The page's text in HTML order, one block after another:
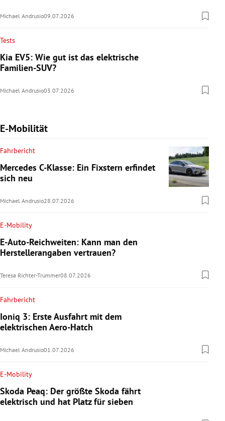
Michael Andrusio09.07.2026
Tests
Kia EV5: Wie gut ist das elektrische
Familien-SUV?
Michael Andrusio03.07.2026
E-Mobilität
Fahrbericht
Mercedes C-Klasse: Ein Fixstern erfindet
sich neu
Michael Andrusio28.07.2026
E-Mobility
E-Auto-Reichweiten: Kann man den
Herstellerangaben vertrauen?
Teresa Richter-Trummer08.07.2026
Fahrbericht
Ioniq 3: Erste Ausfahrt mit dem
elektrischen Aero-Hatch
Michael Andrusio01.07.2026
E-Mobility
Skoda Peaq: Der größte Skoda fährt
elektrisch und hat Platz für sieben